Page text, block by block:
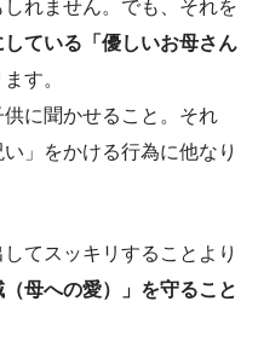
れません。でも、それを
ている「優しいお母さん
す。
に聞かせること。それ
」をかける行為に他なり
てスッキリすることより
母への愛）」を守ること